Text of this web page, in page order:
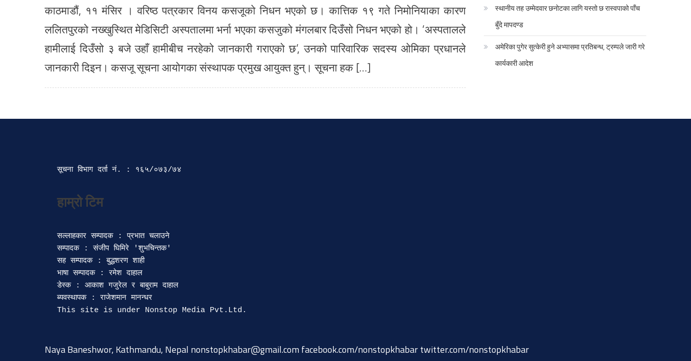
काठमाडौं, ११ मंसिर । वरिष्ठ पत्रकार विनय कसजूको निधन भएको छ। कात्तिक १९ गते निमोनियाका कारण
ललितपुरको नख्खुस्थित मेडिसिटी अस्पतालमा भर्ना भएका कसजुको मंगलबार दिउँसो निधन भएको हो। ‘अस्पतालले
हामीलाई दिउँसो ३ बजे उहाँ हामीबीच नरहेको जानकारी गराएको छ’, उनको पारिवारिक सदस्य ओमिका प्रधानले
जानकारी दिइन। कसजू सूचना आयोगका संस्थापक प्रमुख आयुक्त हुन्। सूचना हक […]
स्थानीय तह उम्मेदवार छनोटका लागि यस्तो छ रास्वपाको पाँच
बुँदे मापदण्ड
अमेरिका पुगेर सुत्केरी हुने अभ्यासमा प्रतिबन्ध, ट्रम्पले जारी गरे
कार्यकारी आदेश
सूचना विभाग दर्ता‍ नं. : १६५/०७३/७४
हाम्रो टिम
सल्लाहकार सम्पादक : प्रभात चलाउने
सम्पादक : संजीप घिमिरे 'शुभचिन्तक'
सह सम्पादक : बुद्धशरण शाही
भाषा सम्पादक : रमेश दाहाल
डेस्क : आकाश गजुरेल र बाबुराम दाहाल
ब्यवस्थापक : राजेशमान मानन्धर
Naya Baneshwor, Kathmandu, Nepal nonstopkhabar@gmail.com facebook.com/nonstopkhabar twitter.com/nonstopkhabar